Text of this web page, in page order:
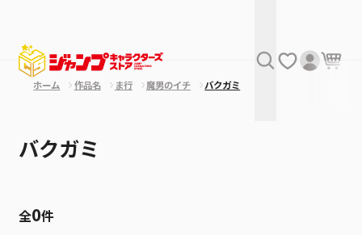
ホーム 作品名 ま行 魔男のイチ バクガミ
バクガミ
全0件